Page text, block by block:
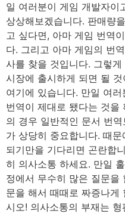
일 여러분이 게임 개발자이
상상해보겠습니다. 판매량
고 싶다면, 아마 게임 번역
다. 그리고 아마 게임의 번
사를 찾을 것입니다. 그렇
시장에 출시하게 되면 될
여기에 있습니다. 만일 여
번역이 제대로 됐다는 것을
의 경우 일반적인 문서 번
가 상당히 중요합니다. 때
되기만을 기다리면 곤란합
히 의사소통 하세요. 만일
정에서 무수히 많은 질문을
문을 해서 때때로 짜증나게
시오! 의사소통의 부재는